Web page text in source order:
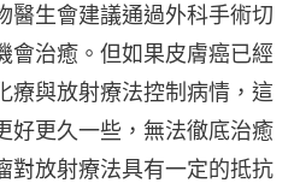
醫生會建議通過外科手術切
會治癒。但如果皮膚癌已經
療與放射療法控制病情，這
好更久一些，無法徹底治癒
對放射療法具有一定的抵抗